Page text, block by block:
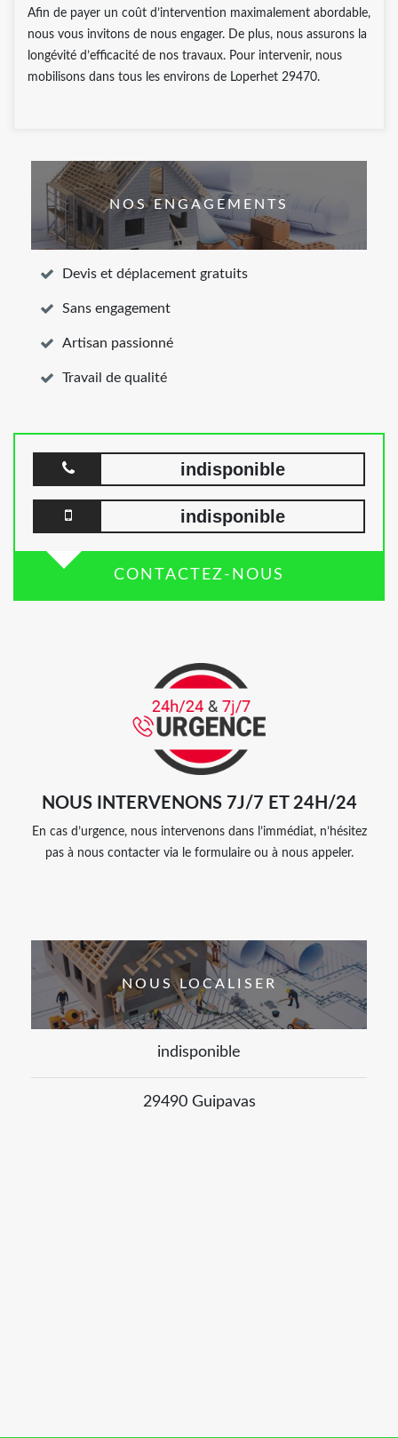
Afin de payer un coût d’intervention maximalement abordable,
nous vous invitons de nous engager. De plus, nous assurons la
longévité d’efficacité de nos travaux. Pour intervenir, nous
mobilisons dans tous les environs de Loperhet 29470.
NOS ENGAGEMENTS
Devis et déplacement gratuits
Sans engagement
Artisan passionné
Travail de qualité
indisponible
indisponible
CONTACTEZ-NOUS
NOUS INTERVENONS 7J/7 ET 24H/24
En cas d’urgence, nous intervenons dans l’immédiat, n’hésitez
pas à nous contacter via le formulaire ou à nous appeler.
NOUS LOCALISER
indisponible
29490 Guipavas